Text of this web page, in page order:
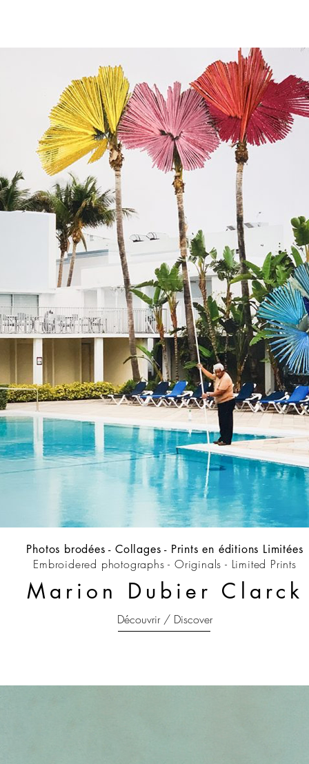
Photos brodées - Collages - Prints en éditions Limitées
Embroidered photographs - Originals - Limited Prints
Marion Dubier Clarck
Découvrir / Discover